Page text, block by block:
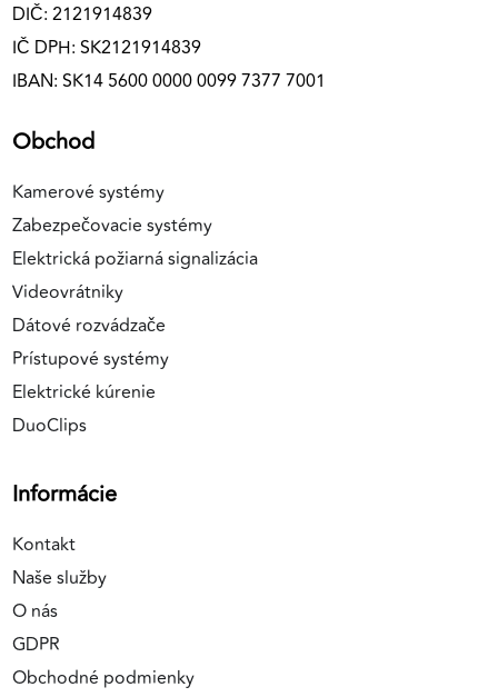
DIČ: 2121914839
IČ DPH: SK2121914839
IBAN: SK14 5600 0000 0099 7377 7001
Obchod
Kamerové systémy
Zabezpečovacie systémy
Elektrická požiarná signalizácia
Videovrátniky
Dátové rozvádzače
Prístupové systémy
Elektrické kúrenie
DuoClips
Informácie
Kontakt
Naše služby
O nás
GDPR
Obchodné podmienky